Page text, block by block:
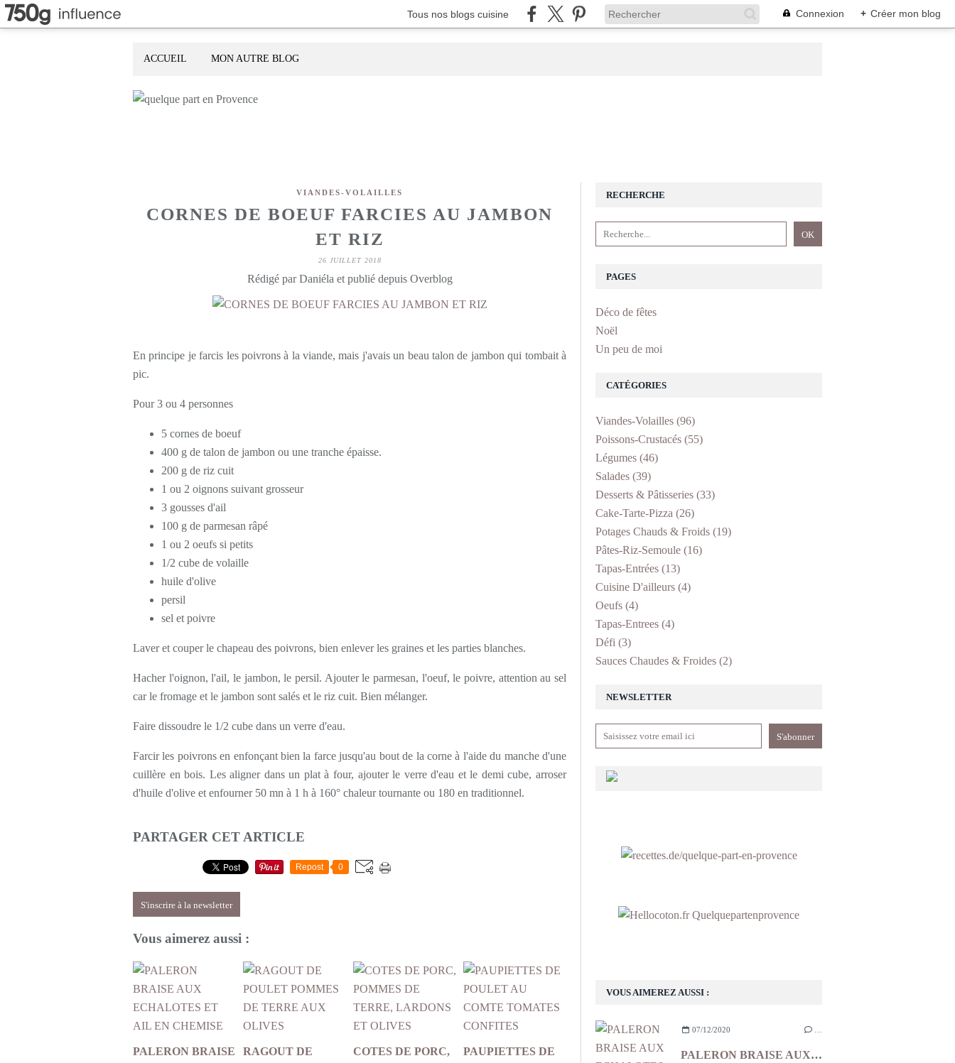
Tous nos blogs cuisine Connexion + Créer mon blog
ACCUEIL MON AUTRE BLOG
VIANDES-VOLAILLES
CORNES DE BOEUF FARCIES AU JAMBON
ET RIZ
26 JUILLET 2018
Rédigé par Daniéla et publié depuis Overblog
En principe je farcis les poivrons à la viande, mais j'avais un beau talon de jambon qui tombait à
pic.
Pour 3 ou 4 personnes
5 cornes de boeuf
400 g de talon de jambon ou une tranche épaisse.
200 g de riz cuit
1 ou 2 oignons suivant grosseur
3 gousses d'ail
100 g de parmesan râpé
1 ou 2 oeufs si petits
1/2 cube de volaille
huile d'olive
persil
sel et poivre
Laver et couper le chapeau des poivrons, bien enlever les graines et les parties blanches.
Hacher l'oignon, l'ail, le jambon, le persil. Ajouter le parmesan, l'oeuf, le poivre, attention au sel
car le fromage et le jambon sont salés et le riz cuit. Bien mélanger.
Faire dissoudre le 1/2 cube dans un verre d'eau.
Farcir les poivrons en enfonçant bien la farce jusqu'au bout de la corne à l'aide du manche d'une
cuillère en bois. Les aligner dans un plat à four, ajouter le verre d'eau et le demi cube, arroser
d'huile d'olive et enfourner 50 mn à 1 h à 160° chaleur tournante ou 180 en traditionnel.
PARTAGER CET ARTICLE
Repost 0
S'inscrire à la newsletter
Vous aimerez aussi :
PALERON BRAISE
RAGOUT DE
COTES DE PORC,
PAUPIETTES DE
NEWSLETTER
RECHERCHE
VOUS AIMEREZ AUSSI :
07/12/2020
PALERON BRAISE AUX ECHALOTES ET AIL EN CHEMISE
PAGES
Déco de fêtes
Noël
Un peu de moi
CATÉGORIES
Viandes-Volailles (96)
Poissons-Crustacés (55)
Légumes (46)
Salades (39)
Desserts & Pâtisseries (33)
Cake-Tarte-Pizza (26)
Potages Chauds & Froids (19)
Pâtes-Riz-Semoule (16)
Tapas-Entrées (13)
Cuisine D'ailleurs (4)
Oeufs (4)
Tapas-Entrees (4)
Défi (3)
Sauces Chaudes & Froides (2)